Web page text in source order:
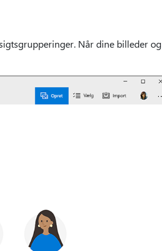
Når dine billeder og